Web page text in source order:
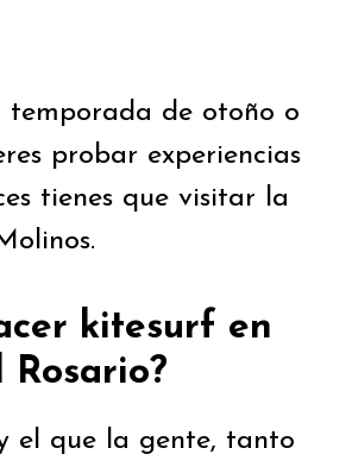
temporada de otoño o
probar experiencias
tienes que visitar la
kitesurf en
Rosario?
el que la gente, tanto